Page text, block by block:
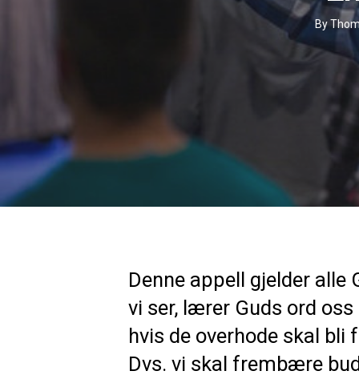
By
Denne appell gjelder
vi ser, lærer Guds ord
hvis de overhode skal
Dvs. vi skal frembære